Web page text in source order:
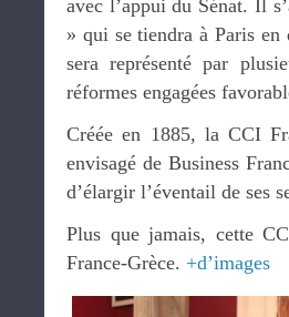
avec l’appui du Sénat. Il
» qui se tiendra à Paris en
sera représenté par
réformes engagées
Créée en 1885, la CCI
envisagé de Business
d’élargir l’éventail de ses
Plus que jamais, cette
France-Grèce. +d’images